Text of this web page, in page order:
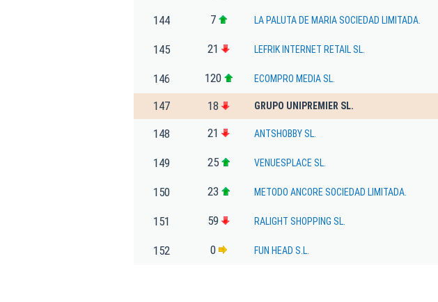
144 7 LA PALUTA DE MARIA SOCIEDAD LIMITADA.
145 21 LEFRIK INTERNET RETAIL SL.
146 120 ECOMPRO MEDIA SL.
147 18 GRUPO UNIPREMIER SL.
148 21 ANTSHOBBY SL.
149 25 VENUESPLACE SL.
150 23 METODO ANCORE SOCIEDAD LIMITADA.
151 59 RALIGHT SHOPPING SL.
152 0 FUN HEAD S.L.